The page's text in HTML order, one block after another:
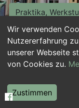
Wir verwenden
Nutzererfahrung
unserer Webseite
von Cookies zu.
Zustimmen
Praktika,
Personalwesen
Hilfskräfte,
Weiterbildung,